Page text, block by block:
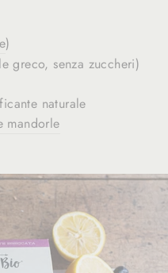
)
greco, senza zuccheri)
naturale
mandorle